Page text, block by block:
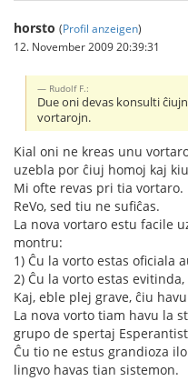
horsto (Profil anzeigen)
12. November 2009 20:39:31
Rudolf F.:
Due oni devas konsulti
vortarojn.
Kial oni ne kreas unu
uzebla por ĉiuj homoj kaj
Mi ofte revas pri tia vortaro.
ReVo, sed tiu ne sufiĉas.
La nova vortaro estu facile
montru:
1) Ĉu la vorto estas oficiala
2) Ĉu la vorto estas
Kaj, eble plej grave, ĉiu
La nova vorto tiam havu la
grupo de spertaj
Ĉu tio ne estus grandioza
lingvo havas tian sistemon.